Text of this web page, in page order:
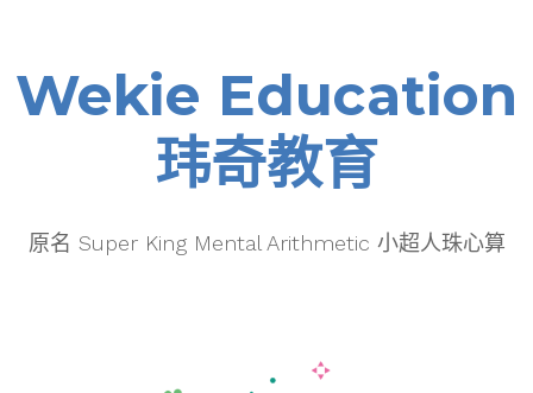
Wekie Education
玮奇教育
原名 Super King Mental Arithmetic 小超人珠心算